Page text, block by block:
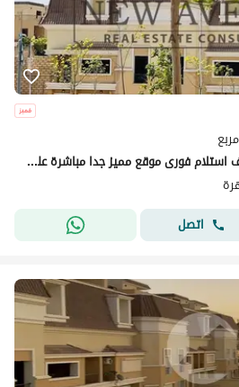
افضل سعر لتاون هاوس ٣ غرف استلام فورى موقع مميز جدا مباشرة على المساحات الخضراء فى كمبوند سراى
اتصل